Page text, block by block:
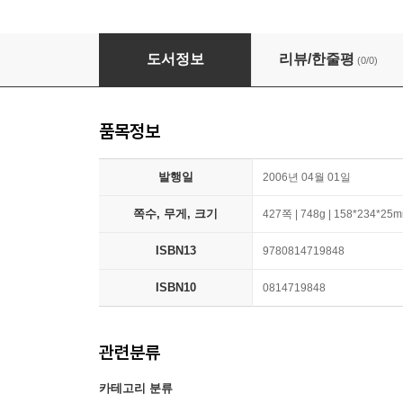
Woodrow Wilson: Essential Writings and
도서정보 리뷰/한줄평 (0/0)
품목정보
발행일 2006년 04월 01일
쪽수, 무게, 크기 427쪽 | 748g |
ISBN13 9780814719848
ISBN10 0814719848
관련분류
카테고리 분류